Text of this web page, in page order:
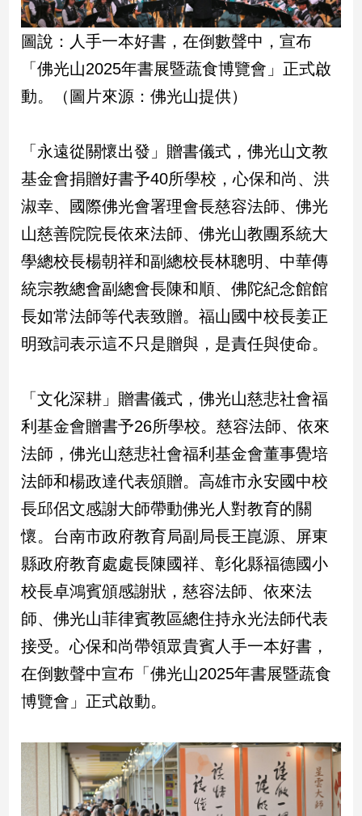
子/
感
情
藝
術
／
創
電
推
薦
科
技/
遊
運
動
Pet
影
音
專
區
合
作
媒
體
投
專
圖說：人手一本好書，在倒數聲中，宣布
「佛光山2025年書展暨蔬食博覽會」正式啟
動。（圖片來源：佛光山提供）
「永遠從關懷出發」贈書儀式，佛光山文教
基金會捐贈好書予40所學校，心保和尚、洪
淑幸、國際佛光會署理會長慈容法師、佛光
山慈善院院長依來法師、佛光山教團系統大
學總校長楊朝祥和副總校長林聰明、中華傳
統宗教總會副總會長陳和順、佛陀紀念館館
長如常法師等代表致贈。福山國中校長姜正
明致詞表示這不只是贈與，是責任與使命。
「文化深耕」贈書儀式，佛光山慈悲社會福
利基金會贈書予26所學校。慈容法師、依來
法師，佛光山慈悲社會福利基金會董事覺培
法師和楊政達代表頒贈。高雄市永安國中校
長邱侶文感謝大師帶動佛光人對教育的關
懷。台南市政府教育局副局長王崑源、屏東
縣政府教育處處長陳國祥、彰化縣福德國小
校長卓鴻賓頒感謝狀，慈容法師、依來法
師、佛光山菲律賓教區總住持永光法師代表
接受。心保和尚帶領眾貴賓人手一本好書，
在倒數聲中宣布「佛光山2025年書展暨蔬食
博覽會」正式啟動。